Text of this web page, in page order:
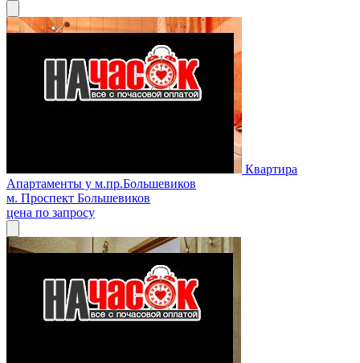
Квартира
Апартаменты у м.пр.Большевиков
м. Проспект Большевиков
цена по запросу